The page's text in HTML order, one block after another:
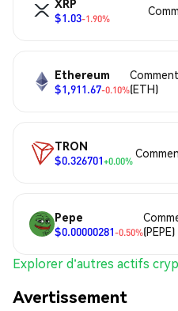
XRP
$1.03-1.90%
Ethereum
$1,911.67-0.10%(ETH)
TRON
$0.326701+0.00%
Pepe
$0.00000281-0.50%(PEPE)
Explorer d'autres actifs
Avertissement